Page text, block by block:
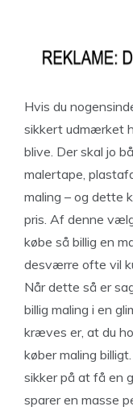
Hvis du
sikkert udmærket
blive. Der skal jo
malertape,
maling – og dette
pris. Af denne
købe så billig en
desværre ofte vil
Når dette så er
billig maling i en
kræves er, at du
køber maling
sikker på at få en
sparer en masse